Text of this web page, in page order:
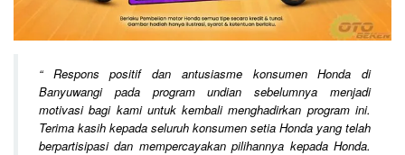
“ Respons positif dan antusiasme konsumen Honda di
Banyuwangi pada program undian sebelumnya menjadi
motivasi bagi kami untuk kembali menghadirkan program ini.
Terima kasih kepada seluruh konsumen setia Honda yang telah
berpartisipasi dan mempercayakan pilihannya kepada Honda.